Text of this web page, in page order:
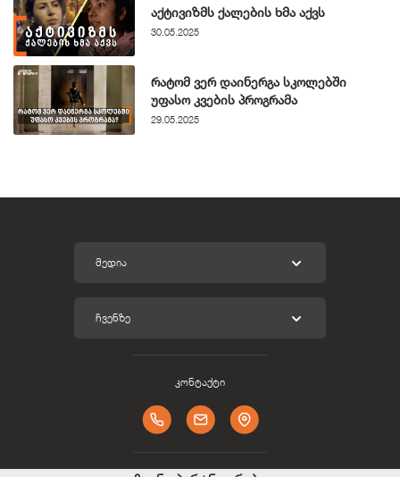
აქტივიზმს ქალების ხმა აქვს
30.05.2025
რატომ ვერ დაინერგა სკოლებში
უფასო კვების პროგრამა
29.05.2025
ᲛᲔᲓᲘᲐ
ᲩᲕᲔᲜᲖᲔ
კონტაქტი